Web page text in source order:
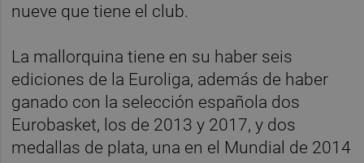
nueve que tiene el club.
La mallorquina tiene en su haber seis
ediciones de la Euroliga, además de haber
ganado con la selección española dos
Eurobasket, los de 2013 y 2017, y dos
medallas de plata, una en el Mundial de 2014